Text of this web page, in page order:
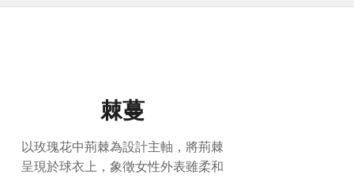
棘蔓
以玫瑰花中荊棘為設計主軸，將荊棘
呈現於球衣上，象徵女性外表雖柔和